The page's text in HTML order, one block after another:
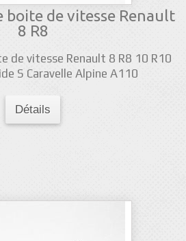
boite de vitesse Renault
8 R8
de vitesse Renault 8 R8 10 R10
S Caravelle Alpine A110
Détails